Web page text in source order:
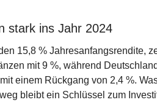
stark ins Jahr 2024
15,8 % Jahresanfangsrendite,
mit 9 %, während
einem Rückgang von 2,4 %.
bleibt ein Schlüssel zum